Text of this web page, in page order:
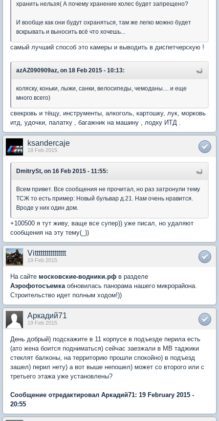
хранить нельзя( А почему хранение колес будет запрещено?
И вообще как они будут охраняться, там же легко можно будет
вскрывать и выносить всё что хочешь...
самый лучший способ это камеры и выводить в диспетчерскую !
azAZ090909az, on 18 Feb 2015 - 10:13:
коляску, коньки, лыжи, санки, велосипеды, чемоданы.... и еще
много всего)
свекровь и тёщу, инструменты, алкоголь, картошку, лук, морковь
итд, удочки, палатку , багажник на машину , лодку ИТД .
ksandercaje
18 Feb 2015
DmitrySt, on 16 Feb 2015 - 11:55:
Всем привет. Все сообщения не прочитал, но раз затронули тему
ТСЖ то есть пример: Новый бульвар д.21. Нам очень нравится.
Вроде у них один дом.
+100500 я тут живу, ваще все супер)) уже писал, но удаляют
сообщения на эту тему(_))
Vitttttttttttttttt
19 Feb 2015
На сайте московские-водники.рф в разделе
Аэрофотосъемка обновилась панорама нашего микрорайона.
Строительство идет полным ходом!))
Аркадий71
19 Feb 2015
День добрый) подскажите в 11 корпусе в подъезде перила есть
(ато жена боится подниматься) сейчас заезжали в МВ таджики
стеклят балконы, на территорию прошли спокойно) в подъезд
зашел) перил нету) а вот выше непошел) может со второго или с
третьего этажа уже установлены?
Сообщение отредактировал Аркадий71: 19 February 2015 -
20:55